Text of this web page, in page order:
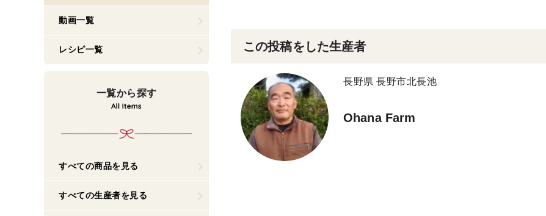
動画一覧
レシピ一覧
一覧から探す
すべての商品を見る
すべての生産者を見る
この投稿をした生産者
長野県 長野市北長池
Ohana Farm